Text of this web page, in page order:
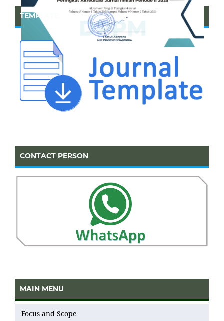
TEMPLATE
CONTACT PERSON
MAIN MENU
Focus and Scope